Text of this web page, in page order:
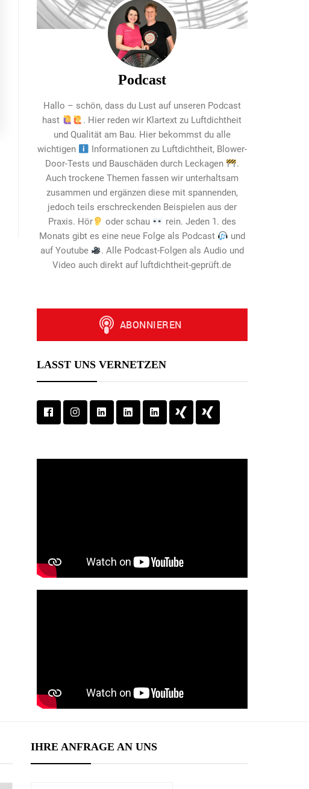
Podcast
Hallo – schön, dass du Lust auf unseren Podcast
hast
. Hier reden wir Klartext zu Luftdichtheit
und Qualität am Bau. Hier bekommst du alle
wichtigen
Informationen zu Luftdichtheit, Blower-
Door-Tests und Bauschäden durch Leckagen
.
Auch trockene Themen fassen wir unterhaltsam
zusammen und ergänzen diese mit spannenden,
jedoch teils erschreckenden Beispielen aus der
Praxis. Hör
oder schau
rein. Jeden 1. des
Monats gibt es eine neue Folge als Podcast
und
auf Youtube
. Alle Podcast-Folgen als Audio und
Video auch direkt auf luftdichtheit-geprüft.de
LASST UNS VERNETZEN
IHRE ANFRAGE AN UNS